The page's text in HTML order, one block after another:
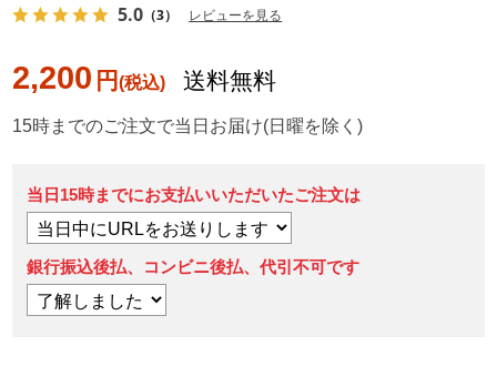
5.0 （3） レビューを見る
2,200 円 送料無料
15時までのご注文で当日お届け(日曜を除く)
当日15時までにお支払いいただいたご注文は
銀行振込後払、コンビニ後払、代引不可です